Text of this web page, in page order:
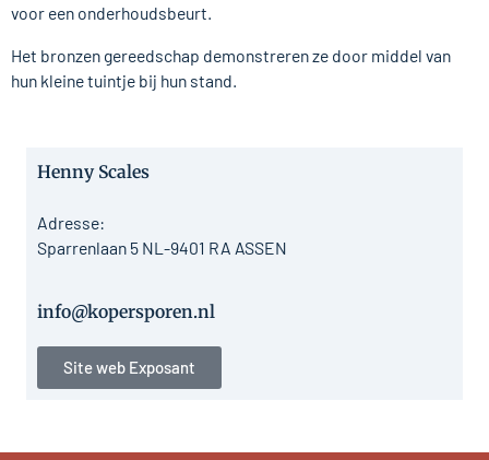
Henny Scales
Adresse:
Sparrenlaan 5 NL-9401 RA ASSEN
info@kopersporen.nl
Site web Exposant
voor een onderhoudsbeurt.
Het bronzen gereedschap demonstreren ze door middel van
hun kleine tuintje bij hun stand.